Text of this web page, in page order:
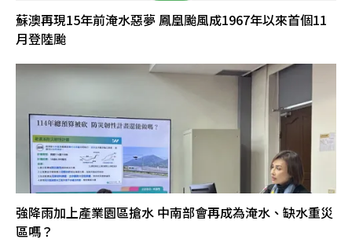
蘇澳再現15年前淹水惡夢 鳳凰颱風成1967年以來首個11
月登陸颱
強降雨加上產業園區搶水 中南部會再成為淹水、缺水重災
區嗎？